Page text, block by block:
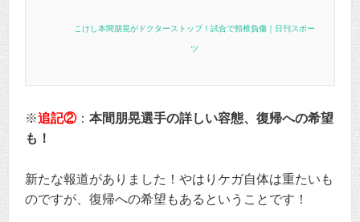
こけし本間朋晃がドクターストップ！試合で頸椎負傷｜日刊スポー
ツ
※追記②： 本間朋晃選手の詳しい容態、復帰への希望
も！
新たな報道がありました！やはりケガ自体は重たいも
のですが、復帰への希望もあるということです！